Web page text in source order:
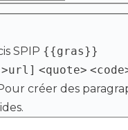
SPIP {{gras}}
<quote>
créer des